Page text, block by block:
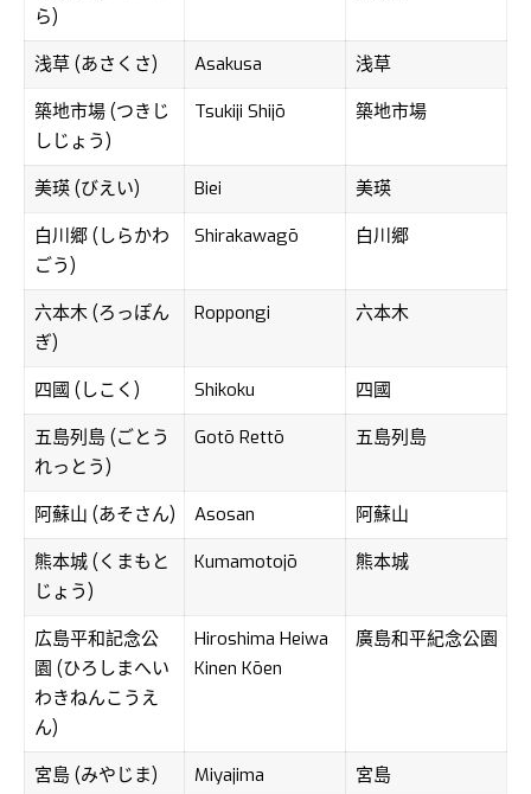
ら)
浅草 (あさくさ) Asakusa
浅草
築地市場 (つきじ
しじょう)
Tsukiji Shijō 築地市場
美瑛 (びえい) Biei
美瑛
白川郷 (しらかわ
ごう)
Shirakawagō 白川郷
六本木 (ろっぽん
ぎ)
Roppongi 六本木
四國 (しこく) Shikoku
四國
五島列島 (ごとう
れっとう)
Gotō Rettō 五島列島
阿蘇山 (あそさん) Asosan
阿蘇山
熊本城 (くまもと
じょう)
Kumamotojō 熊本城
広島平和記念公
園 (ひろしまへい
わきねんこうえ
ん)
Hiroshima Heiwa
Kinen Kōen
廣島和平紀念公園
宮島 (みやじま) Miyajima
宮島